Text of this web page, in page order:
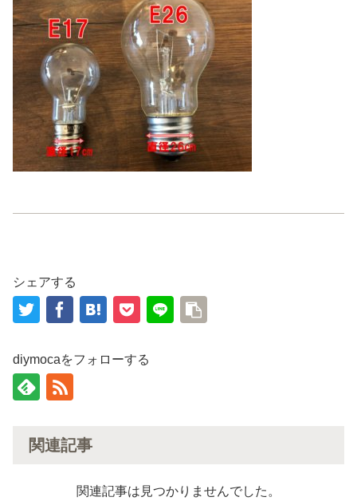
シェアする
diymocaをフォローする
関連記事
関連記事は見つかりませんでした。